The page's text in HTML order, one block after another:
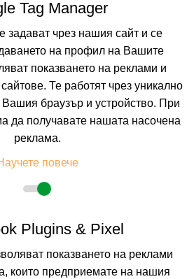
открит плувен басейн с джакузи,
Wi-Fi интернет достъп, зала за билярд и
Tag Manager
задават чрез нашия сайт и се
на профил на Вашите
показването на реклами и
Те работят чрез уникално
браузър и устройство. При
да получавате нашата насочена
реклама.
повече
Plugins & Pixel
показването на реклами
които предприемате на нашия